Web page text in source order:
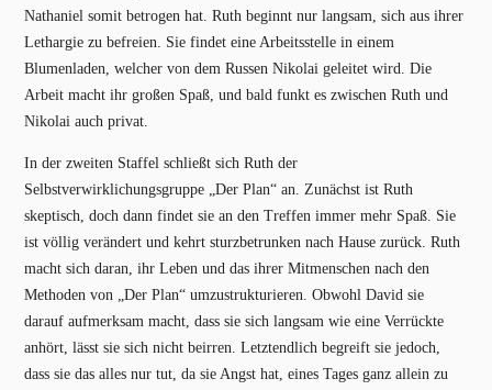
Nathaniel somit betrogen hat. Ruth beginnt nur langsam, sich aus ihrer
Lethargie zu befreien. Sie findet eine Arbeitsstelle in einem
Blumenladen, welcher von dem Russen Nikolai geleitet wird. Die
Arbeit macht ihr großen Spaß, und bald funkt es zwischen Ruth und
Nikolai auch privat.
In der zweiten Staffel schließt sich Ruth der
Selbstverwirklichungsgruppe „Der Plan“ an. Zunächst ist Ruth
skeptisch, doch dann findet sie an den Treffen immer mehr Spaß. Sie
ist völlig verändert und kehrt sturzbetrunken nach Hause zurück. Ruth
macht sich daran, ihr Leben und das ihrer Mitmenschen nach den
Methoden von „Der Plan“ umzustrukturieren. Obwohl David sie
darauf aufmerksam macht, dass sie sich langsam wie eine Verrückte
anhört, lässt sie sich nicht beirren. Letztendlich begreift sie jedoch,
dass sie das alles nur tut, da sie Angst hat, eines Tages ganz allein zu